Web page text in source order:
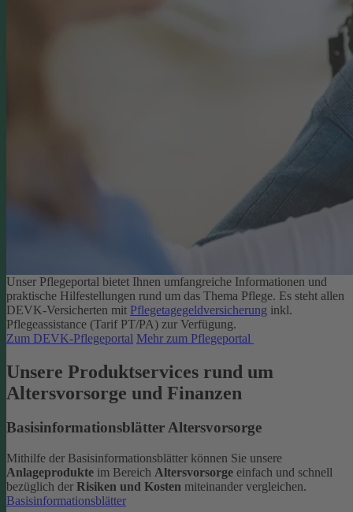
Unser Pflegeportal bietet Ihnen umfangreiche Informationen und
praktische Hilfestellungen rund um das Thema Pflege. Es steht allen
DEVK-Versicherten mit Pflegetagegeldversicherung inkl.
Pflegeassistance (Tarif PT/PA) zur Verfügung.
Zum DEVK-Pflegeportal Mehr zum Pflegeportal
Unsere Produktservices rund um
Altersvorsorge und Finanzen
Basisinformationsblätter Altersvorsorge
Mithilfe der Basisinformationsblätter können Sie unsere
Anlageprodukte im Bereich Altersvorsorge einfach und schnell
bezüglich der Risiken und Kosten miteinander vergleichen.
Basisinformationsblätter